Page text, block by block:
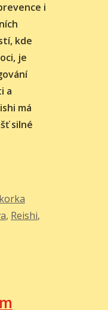
i
kde
je
a
má
silné
, Reishi,